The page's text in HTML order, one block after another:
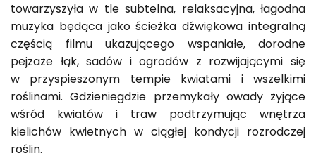
towarzyszyła w tle subtelna, relaksacyjna, łagodna
muzyka będąca jako ścieżka dźwiękowa integralną
częścią filmu ukazującego wspaniałe, dorodne
pejzaże łąk, sadów i ogrodów z rozwijającymi się
w przyspieszonym tempie kwiatami i wszelkimi
roślinami. Gdzieniegdzie przemykały owady żyjące
wśród kwiatów i traw podtrzymując wnętrza
kielichów kwietnych w ciągłej kondycji rozrodczej
roślin.